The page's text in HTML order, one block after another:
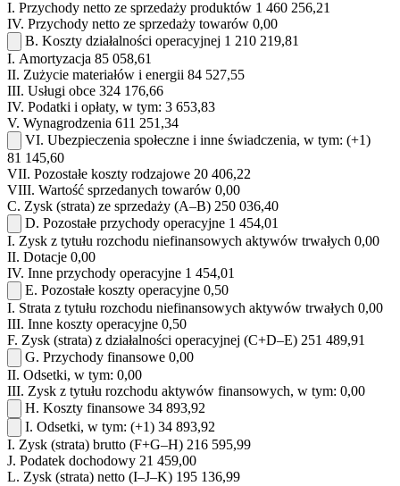
I. Przychody netto ze sprzedaży produktów 1 460 256,21
IV. Przychody netto ze sprzedaży towarów 0,00
B. Koszty działalności operacyjnej 1 210 219,81
I. Amortyzacja 85 058,61
II. Zużycie materiałów i energii 84 527,55
III. Usługi obce 324 176,66
IV. Podatki i opłaty, w tym: 3 653,83
V. Wynagrodzenia 611 251,34
VI. Ubezpieczenia społeczne i inne świadczenia, w tym: (+1)
81 145,60
VII. Pozostałe koszty rodzajowe 20 406,22
VIII. Wartość sprzedanych towarów 0,00
C. Zysk (strata) ze sprzedaży (A–B) 250 036,40
D. Pozostałe przychody operacyjne 1 454,01
I. Zysk z tytułu rozchodu niefinansowych aktywów trwałych 0,00
II. Dotacje 0,00
IV. Inne przychody operacyjne 1 454,01
E. Pozostałe koszty operacyjne 0,50
I. Strata z tytułu rozchodu niefinansowych aktywów trwałych 0,00
III. Inne koszty operacyjne 0,50
F. Zysk (strata) z działalności operacyjnej (C+D–E) 251 489,91
G. Przychody finansowe 0,00
II. Odsetki, w tym: 0,00
III. Zysk z tytułu rozchodu aktywów finansowych, w tym: 0,00
H. Koszty finansowe 34 893,92
I. Odsetki, w tym: (+1) 34 893,92
I. Zysk (strata) brutto (F+G–H) 216 595,99
J. Podatek dochodowy 21 459,00
L. Zysk (strata) netto (I–J–K) 195 136,99